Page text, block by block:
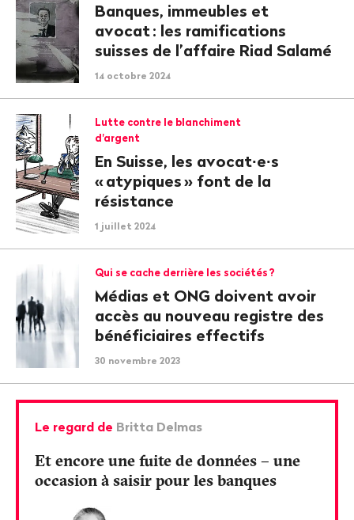
Banques, immeubles et
avocat: les ramifications
suisses de l’affaire Riad Salamé
14 octobre 2024
Lutte contre le blanchiment
d'argent
En Suisse, les avocat∙e∙s
«atypiques» font de la
résistance
1 juillet 2024
Qui se cache derrière les sociétés?
Médias et ONG doivent avoir
accès au nouveau registre des
bénéficiaires effectifs
30 novembre 2023
Le regard de Britta Delmas
Et encore une fuite de données – une
occasion à saisir pour les banques